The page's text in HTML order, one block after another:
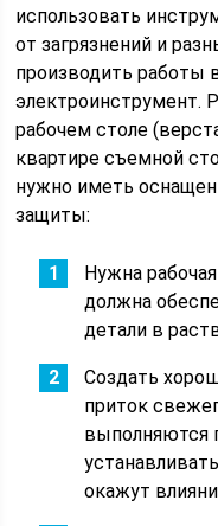
использовать
от загрязнений и
производить работы
электроинструмент.
рабочем столе
квартире съемной
нужно иметь
защиты:
Нужна
должна
детали в
Создать
приток
выполняются
окажут